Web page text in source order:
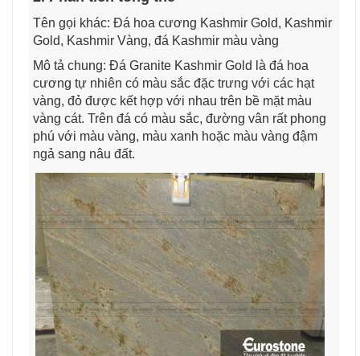
Tên gọi khác: Đá hoa cương Kashmir Gold, Kashmir
Gold, Kashmir Vàng, đá Kashmir màu vàng
Mô tả chung: Đá Granite Kashmir Gold là đá hoa
cương tự nhiên có màu sắc đặc trưng với các hạt
vàng, đỏ được kết hợp với nhau trên bề mặt màu
vàng cát. Trên đá có màu sắc, đường vân rất phong
phú với màu vàng, màu xanh hoặc màu vàng đậm
ngả sang nâu đất.